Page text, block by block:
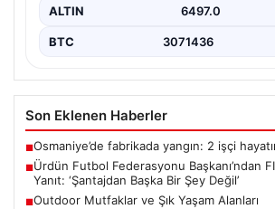
ALTIN 6497.0
BTC 3071436
Son Eklenen Haberler
■Osmaniye’de fabrikada yangın: 2 işçi
■Ürdün Futbol Federasyonu Başkanı’ndan
Yanıt: ‘Şantajdan Başka Bir Şey Değil’
■Outdoor Mutfaklar ve Şık Yaşam Alanları